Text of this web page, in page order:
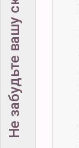
Не забудьте вашу скидку!